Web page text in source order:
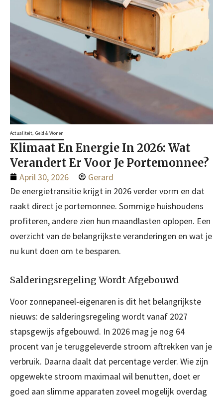
Actualiteit, Geld & Wonen
Klimaat En Energie In 2026: Wat
Verandert Er Voor Je Portemonnee?
April 30, 2026
Gerard
De energietransitie krijgt in 2026 verder vorm en dat
raakt direct je portemonnee. Sommige huishoudens
profiteren, andere zien hun maandlasten oplopen. Een
overzicht van de belangrijkste veranderingen en wat je
nu kunt doen om te besparen.
Salderingsregeling Wordt Afgebouwd
Voor zonnepaneel-eigenaren is dit het belangrijkste
nieuws: de salderingsregeling wordt vanaf 2027
stapsgewijs afgebouwd. In 2026 mag je nog 64
procent van je teruggeleverde stroom aftrekken van je
verbruik. Daarna daalt dat percentage verder. Wie zijn
opgewekte stroom maximaal wil benutten, doet er
goed aan slimme apparaten zoveel mogelijk overdag